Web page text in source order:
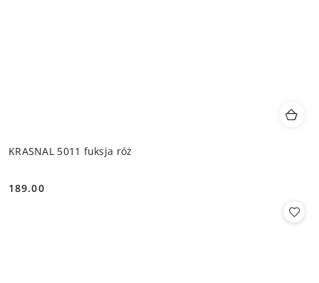
KRASNAL 5011 fuksja róż
Cena:
189.00